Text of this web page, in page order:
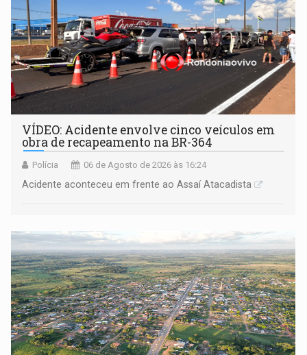
VÍDEO: Acidente envolve cinco veículos em
obra de recapeamento na BR-364
Polícia 06 de Agosto de 2026 às 16:24
Acidente aconteceu em frente ao Assaí Atacadista